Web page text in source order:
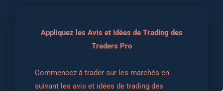
Appliquez les Avis et Idées de Trading des
Traders Pro
Commencez à trader sur les marchés en
suivant les avis et idées de trading des